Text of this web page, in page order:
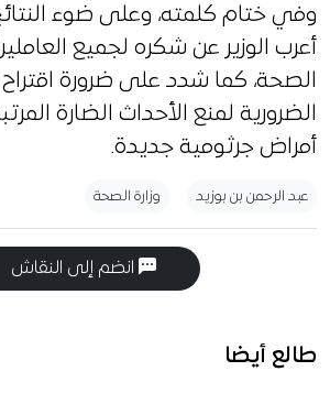
وفي ختام كلمته، وعلى ضوء
أعرب الوزير عن شكره لجميع
الصحة، كما شدد على ضرورة اقتراح
الضرورية لمنع الأحداث الضارة
أمراض جرثومية جديدة.
عبد الرحمن بن بوزيد وزارة الصحة
انضم إلى النقاش
طالع أيضا